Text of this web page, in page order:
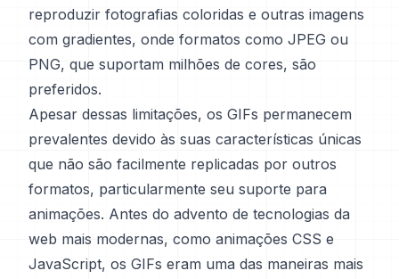
reproduzir fotografias coloridas e outras imagens
com gradientes, onde formatos como JPEG ou
PNG, que suportam milhões de cores, são
preferidos.
Apesar dessas limitações, os GIFs permanecem
prevalentes devido às suas características únicas
que não são facilmente replicadas por outros
formatos, particularmente seu suporte para
animações. Antes do advento de tecnologias da
web mais modernas, como animações CSS e
JavaScript, os GIFs eram uma das maneiras mais